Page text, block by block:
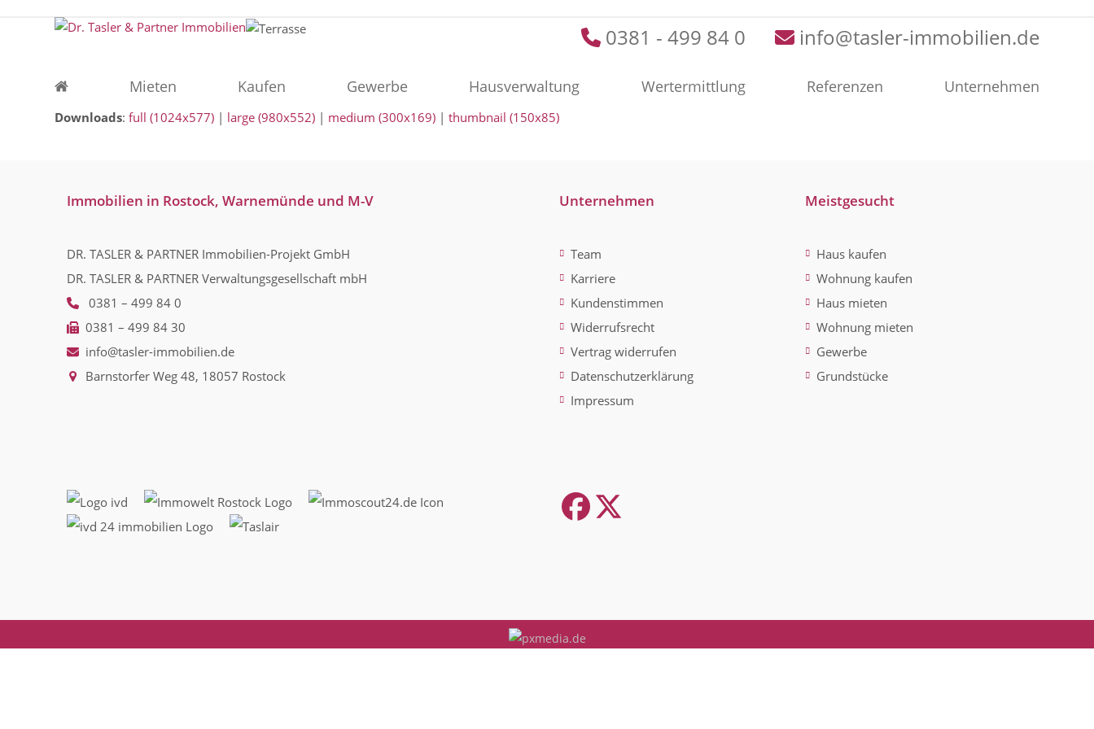
0381 - 499 84 0 info@tasler-immobilien.de
Mieten Kaufen Gewerbe Hausverwaltung Wertermittlung Referenzen Unternehmen
Downloads:full (1024x577) | large (980x552) | medium (300x169) |thumbnail (150x85)
Immobilien in Rostock, Warnemünde und M-V
DR. TASLER & PARTNER Immobilien-Projekt GmbH
DR. TASLER & PARTNER Verwaltungsgesellschaft mbH
0381 – 499 84 0
0381 – 499 84 30
info@tasler-immobilien.de
Barnstorfer Weg 48, 18057 Rostock
Unternehmen
Team
Karriere
Kundenstimmen
Widerrufsrecht
Vertrag widerrufen
Datenschutzerklärung
Impressum
Meistgesucht
Haus kaufen
Wohnung kaufen
Haus mieten
Wohnung mieten
Gewerbe
Grundstücke
Facebook
Twitter